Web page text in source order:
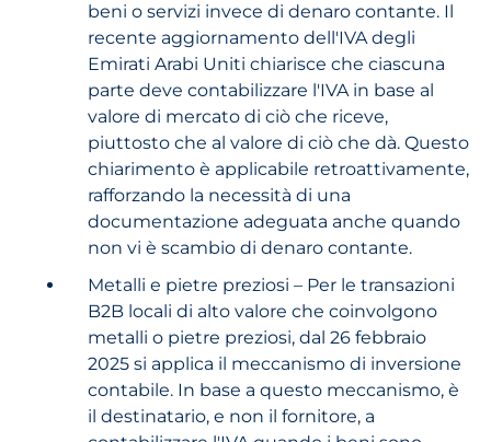
beni o servizi invece di denaro contante. Il
recente aggiornamento dell'IVA degli
Emirati Arabi Uniti chiarisce che ciascuna
parte deve contabilizzare l'IVA in base al
valore di mercato di ciò che riceve,
piuttosto che al valore di ciò che dà. Questo
chiarimento è applicabile retroattivamente,
rafforzando la necessità di una
documentazione adeguata anche quando
non vi è scambio di denaro contante.
Metalli e pietre preziosi – Per le transazioni
B2B locali di alto valore che coinvolgono
metalli o pietre preziosi, dal 26 febbraio
2025 si applica il meccanismo di inversione
contabile. In base a questo meccanismo, è
il destinatario, e non il fornitore, a